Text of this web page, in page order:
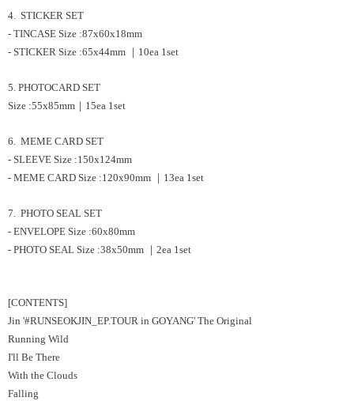
4. STICKER SET
- TINCASE Size :87x60x18mm
- STICKER Size :65x44mm ｜10ea 1set
5. PHOTOCARD SET
Size :55x85mm｜15ea 1set
6. MEME CARD SET
- SLEEVE Size :150x124mm
- MEME CARD Size :120x90mm ｜13ea 1set
7. PHOTO SEAL SET
- ENVELOPE Size :60x80mm
- PHOTO SEAL Size :38x50mm ｜2ea 1set
[CONTENTS]
Jin '#RUNSEOKJIN_EP.TOUR in GOYANG' The Original
Running Wild
I'll Be There
With the Clouds
Falling